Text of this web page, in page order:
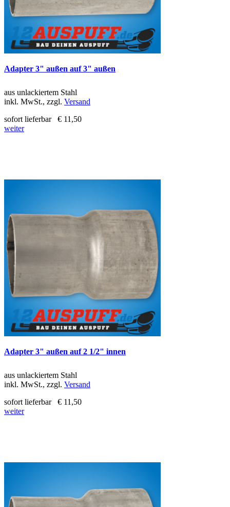
Adapter 3" außen auf 3" außen
aus unlackiertem Stahl
inkl. MwSt., zzgl. Versand
sofort lieferbar
€ 11,50
weiter
Adapter 3" außen auf 2 1/2" innen
aus unlackiertem Stahl
inkl. MwSt., zzgl. Versand
sofort lieferbar
€ 11,50
weiter